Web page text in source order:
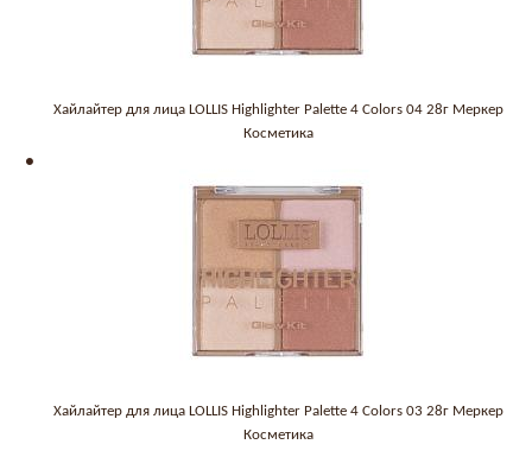
Хайлайтер для лица LOLLIS Highlighter Palette 4 Colors 04 28г Меркер
Косметика
Хайлайтер для лица LOLLIS Highlighter Palette 4 Colors 03 28г Меркер
Косметика